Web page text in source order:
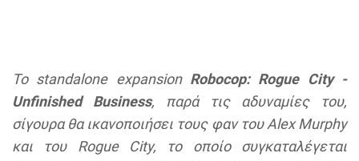
Το standalone expansion Robocop: Rogue City -
Unfinished Business, παρά τις αδυναμίες του,
σίγουρα θα ικανοποιήσει τους φαν του Alex Murphy
και του Rogue City, το οποίο συγκαταλέγεται